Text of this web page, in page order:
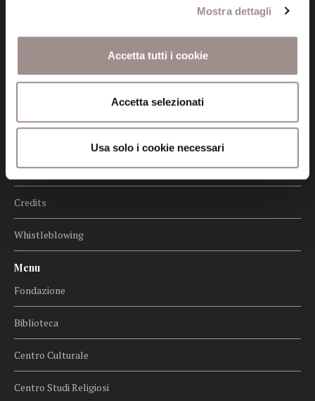
Mostra dettagli
Accetta tutti i cookie
Accetta selezionati
Usa solo i cookie necessari
Amministrazione trasparente
Privacy
Credits
Whistleblowing
Menu
Fondazione
Biblioteca
Centro Culturale
Centro Studi Religiosi